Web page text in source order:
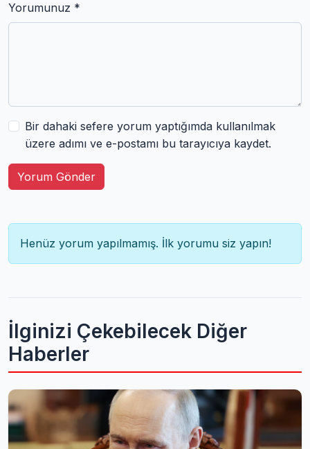
Yorumunuz *
Bir dahaki sefere yorum yaptığımda kullanılmak
üzere adımı ve e-postamı bu tarayıcıya kaydet.
Yorum Gönder
Henüz yorum yapılmamış. İlk yorumu siz yapın!
İlginizi Çekebilecek Diğer
Haberler